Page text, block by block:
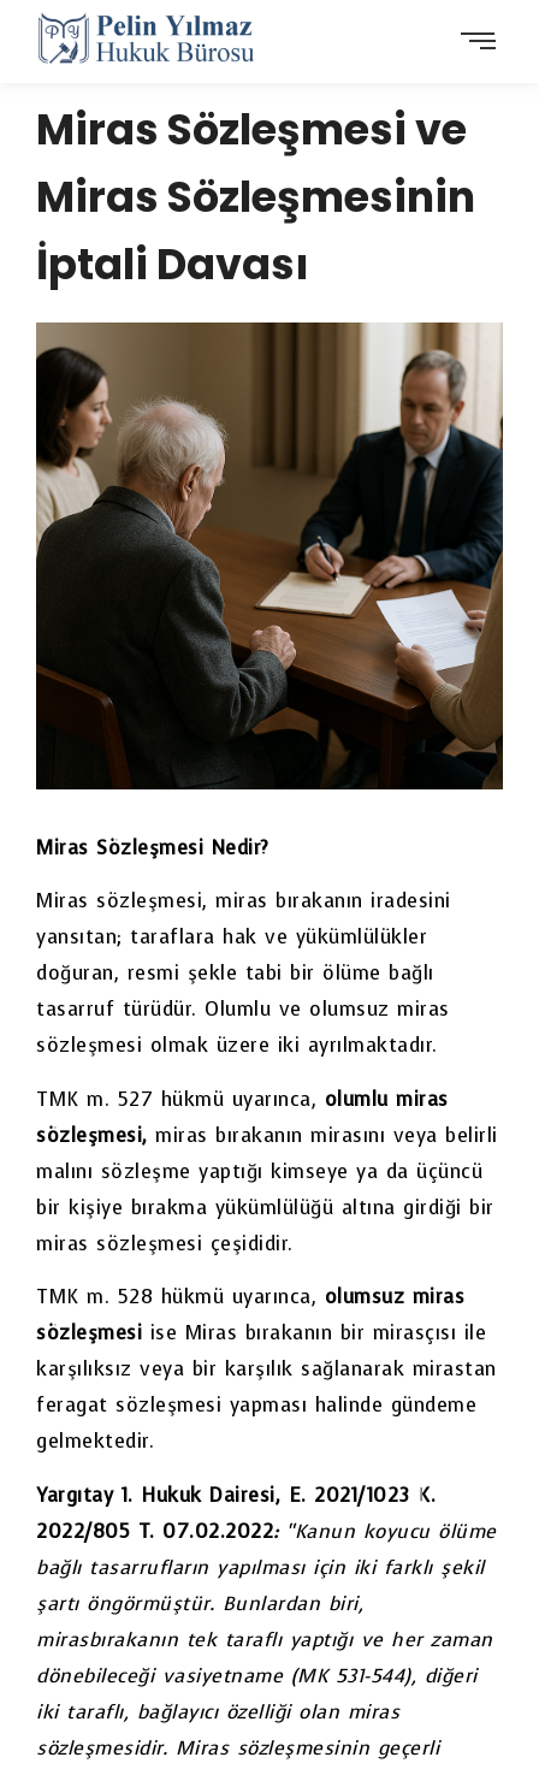
Miras Sözleşmesi ve
Miras Sözleşmesinin
İptali Davası
Miras Sözleşmesi Nedir?
Miras sözleşmesi, miras bırakanın iradesini
yansıtan; taraflara hak ve yükümlülükler
doğuran, resmi şekle tabi bir ölüme bağlı
tasarruf türüdür. Olumlu ve olumsuz miras
sözleşmesi olmak üzere iki ayrılmaktadır.
TMK m. 527 hükmü uyarınca, olumlu miras
sözleşmesi, miras bırakanın mirasını veya belirli
malını sözleşme yaptığı kimseye ya da üçüncü
bir kişiye bırakma yükümlülüğü altına girdiği bir
miras sözleşmesi çeşididir.
TMK m. 528 hükmü uyarınca, olumsuz miras
sözleşmesi ise Miras bırakanın bir mirasçısı ile
karşılıksız veya bir karşılık sağlanarak mirastan
feragat sözleşmesi yapması halinde gündeme
gelmektedir.
Yargıtay 1. Hukuk Dairesi, E. 2021/1023 K.
2022/805 T. 07.02.2022: “Kanun koyucu ölüme
bağlı tasarrufların yapılması için iki farklı şekil
şartı öngörmüştür. Bunlardan biri,
mirasbırakanın tek taraflı yaptığı ve her zaman
dönebileceği vasiyetname (MK 531-544), diğeri
iki taraflı, bağlayıcı özelliği olan miras
sözleşmesidir. Miras sözleşmesinin geçerli